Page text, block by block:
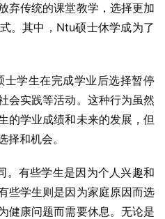
弃传统的课堂教学，选择更加
。其中，Ntu硕士休学成为了
学生在完成学业后选择暂停
会实践等活动。这种行为虽然
的学业成绩和未来的发展，但
择和机会。
。有些学生是因为个人兴趣和
些学生则是因为家庭原因而选
健康问题而需要休息。无论是